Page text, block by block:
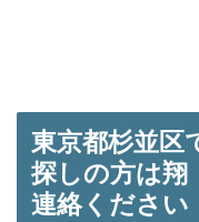
東京都杉並区
探しの方は翔
連絡ください